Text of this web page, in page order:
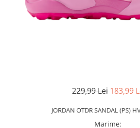
229,99 Lei 183,99
JORDAN OTDR SANDAL (PS)
Marime: